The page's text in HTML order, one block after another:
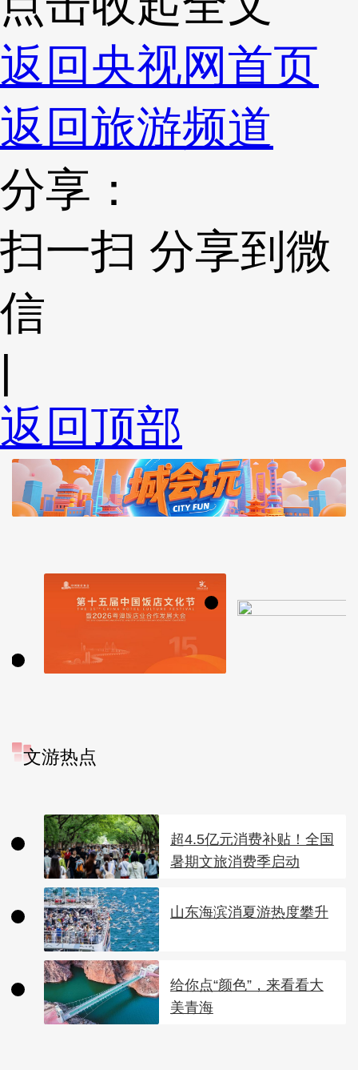
返回央视网首页
返回旅游频道
分享：
扫一扫 分享到微
信
|
返回顶部
文游热点
超4.5亿元消费补贴！全国
暑期文旅消费季启动
山东海滨消夏游热度攀升
给你点“颜色”，来看看大
美青海